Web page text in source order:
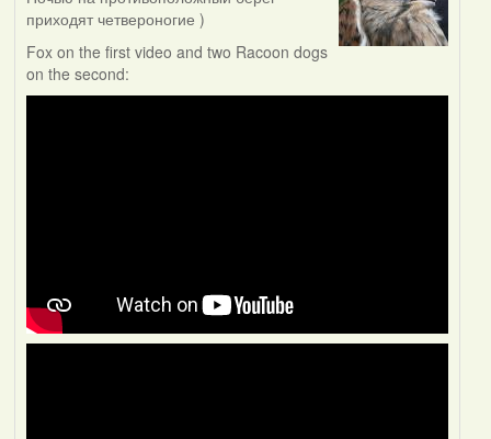
приходят четвероногие )
Fox on the first video and two Racoon dogs
on the second: